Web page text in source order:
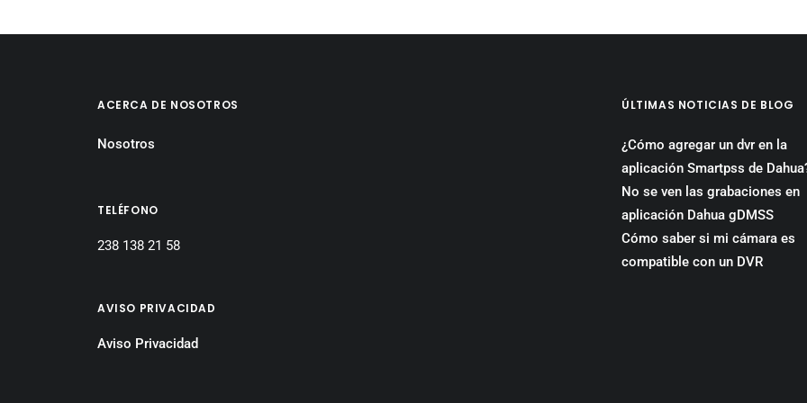
ACERCA DE NOSOTROS
Nosotros
TELÉFONO
238 138 21 58
AVISO PRIVACIDAD
Aviso Privacidad
ÚLTIMAS NOTICIAS DE BLOG
¿Cómo agregar un dvr en la
aplicación Smartpss de
No se ven las grabaciones en
aplicación Dahua gDMSS
Cómo saber si mi cámara es
compatible con un DVR